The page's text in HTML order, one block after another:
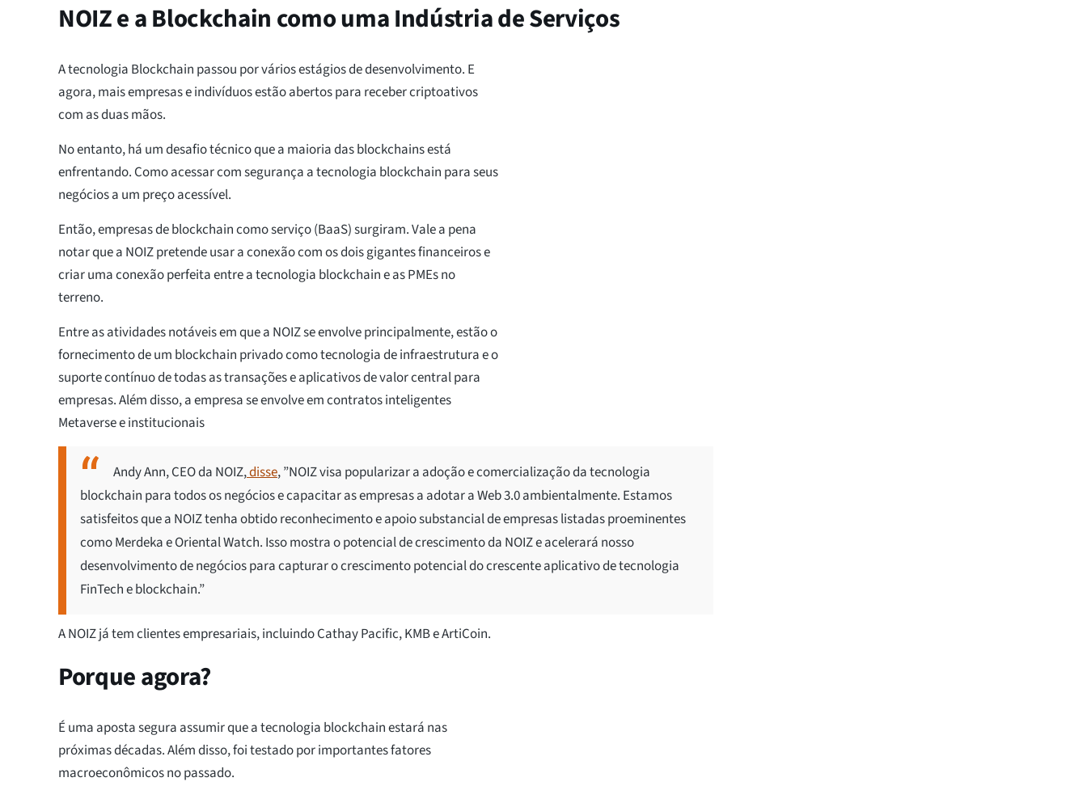
NOIZ e a Blockchain como uma Indústria de Serviços
A tecnologia Blockchain passou por vários estágios de desenvolvimento. E
agora, mais empresas e indivíduos estão abertos para receber criptoativos
com as duas mãos.
No entanto, há um desafio técnico que a maioria das blockchains está
enfrentando. Como acessar com segurança a tecnologia blockchain para seus
negócios a um preço acessível.
Então, empresas de blockchain como serviço (BaaS) surgiram. Vale a pena
notar que a NOIZ pretende usar a conexão com os dois gigantes financeiros e
criar uma conexão perfeita entre a tecnologia blockchain e as PMEs no
terreno.
Entre as atividades notáveis em que a NOIZ se envolve principalmente, estão o
fornecimento de um blockchain privado como tecnologia de infraestrutura e o
suporte contínuo de todas as transações e aplicativos de valor central para
empresas. Além disso, a empresa se envolve em contratos inteligentes
Metaverse e institucionais
Andy Ann, CEO da NOIZ,disse, ”NOIZ visa popularizar a adoção e comercialização da tecnologia
blockchain para todos os negócios e capacitar as empresas a adotar a Web 3.0 ambientalmente. Estamos
satisfeitos que a NOIZ tenha obtido reconhecimento e apoio substancial de empresas listadas proeminentes
como Merdeka e Oriental Watch. Isso mostra o potencial de crescimento da NOIZ e acelerará nosso
desenvolvimento de negócios para capturar o crescimento potencial do crescente aplicativo de tecnologia
FinTech e blockchain.”
A NOIZ já tem clientes empresariais, incluindo Cathay Pacific, KMB e ArtiCoin.
Porque agora?
É uma aposta segura assumir que a tecnologia blockchain estará nas
próximas décadas. Além disso, foi testado por importantes fatores
macroeconômicos no passado.